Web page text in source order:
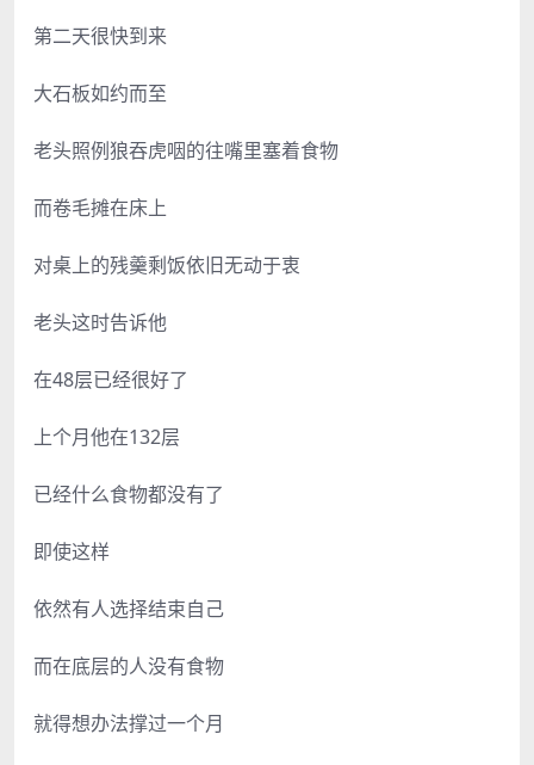
第二天很快到来
大石板如约而至
老头照例狼吞虎咽的往嘴里塞着食物
而卷毛摊在床上
对桌上的残羹剩饭依旧无动于衷
老头这时告诉他
在48层已经很好了
上个月他在132层
已经什么食物都没有了
即使这样
依然有人选择结束自己
而在底层的人没有食物
就得想办法撑过一个月